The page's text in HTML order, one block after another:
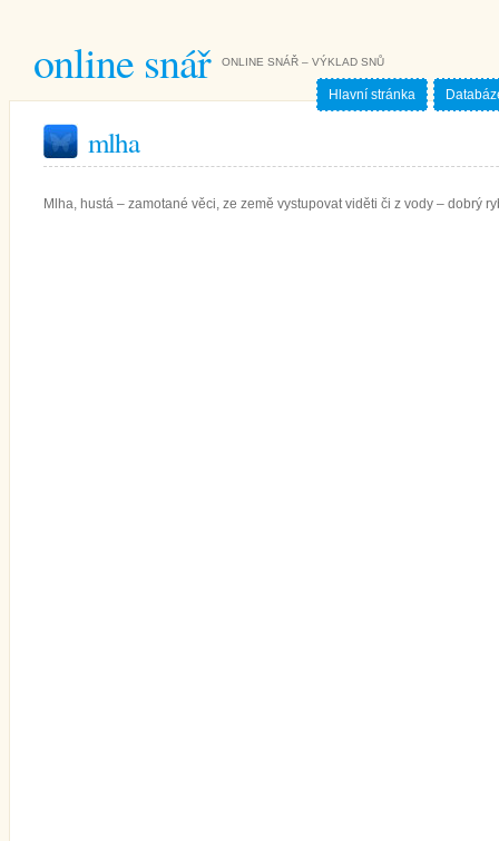
online snář ONLINE SNÁŘ – VÝKLAD SNŮ
Hlavní stránka
mlha
Mlha, hustá – zamotané věci, ze země vystupovat viděti či z vody – dobrý